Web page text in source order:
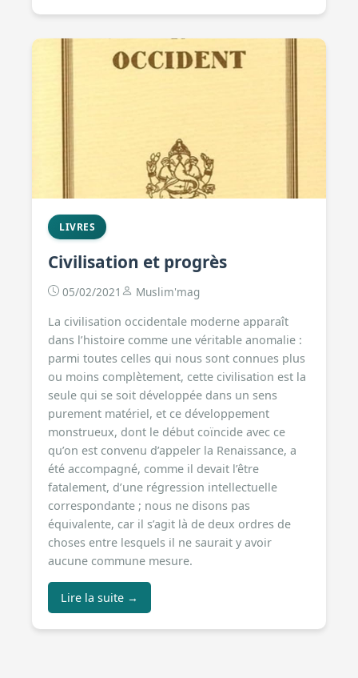
LIVRES
Civilisation et progrès
05/02/2021
Muslim'mag
La civilisation occidentale moderne apparaît
dans l’histoire comme une véritable anomalie :
parmi toutes celles qui nous sont connues plus
ou moins complètement, cette civilisation est la
seule qui se soit développée dans un sens
purement matériel, et ce développement
monstrueux, dont le début coïncide avec ce
qu’on est convenu d’appeler la Renaissance, a
été accompagné, comme il devait l’être
fatalement, d’une régression intellectuelle
correspondante ; nous ne disons pas
équivalente, car il s’agit là de deux ordres de
choses entre lesquels il ne saurait y avoir
aucune commune mesure.
Lire la suite →